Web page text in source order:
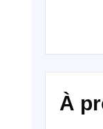
À